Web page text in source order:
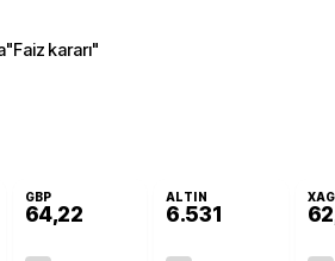
"Faiz kararı"
GBP
64,22
ALTIN
6.531